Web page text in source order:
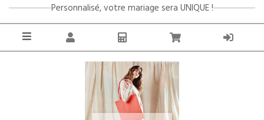
Personnalisé, votre mariage sera UNIQUE !